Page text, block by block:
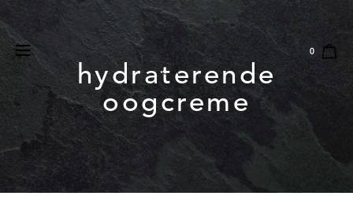
Natuurlijk Vegan
Dierproefvrij 0
hydraterende
oogcreme